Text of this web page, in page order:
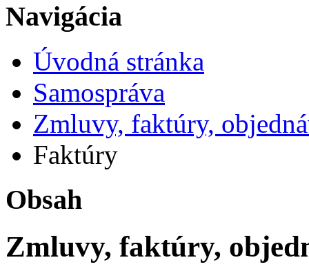
Navigácia
Úvodná stránka
Samospráva
Zmluvy, faktúry,
Faktúry
Obsah
Zmluvy, faktúry,